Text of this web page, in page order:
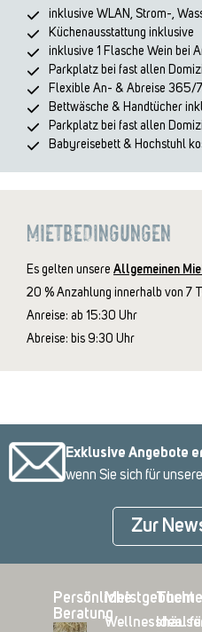
inklusive WLAN, Strom-,
Küchenausstattung inklusive
inklusive 1 Flasche Wein bei
Parkplatz bei fast allen
Flexible An- & Abreise 365/7
Bettwäsche & Handtücher
Parkplatz bei fast allen
Babyreisebett & Hochstuhl
MIETBEDINGUNGEN
Es gelten unsere Allgemeinen
20 % Anzahlung innerhalb von 7
Anreise: ab 15:30 Uhr
Abreise: bis 9:30 Uhr
Exklusive Angebote
wenn Sie sich für
Zur
Persönliche
Beratung
Meistgebucht
Ideal